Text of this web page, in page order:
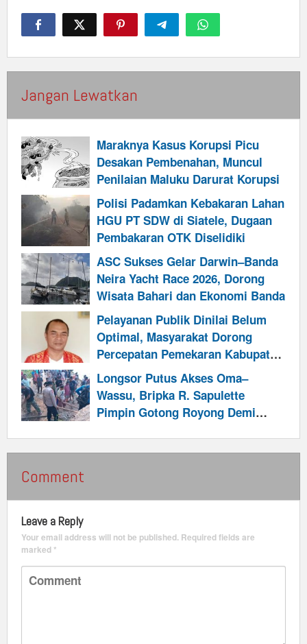
Jangan Lewatkan
Maraknya Kasus Korupsi Picu
Desakan Pembenahan, Muncul
Penilaian Maluku Darurat Korupsi
Polisi Padamkan Kebakaran Lahan
HGU PT SDW di Siatele, Dugaan
Pembakaran OTK Diselidiki
ASC Sukses Gelar Darwin–Banda
Neira Yacht Race 2026, Dorong
Wisata Bahari dan Ekonomi Banda
Pelayanan Publik Dinilai Belum
Optimal, Masyarakat Dorong
Percepatan Pemekaran Kabupaten
Talabatai
Longsor Putus Akses Oma–
Wassu, Bripka R. Sapulette
Pimpin Gotong Royong Demi
Comment
Leave a Reply
Your email address will not be published. Required fields are
marked*